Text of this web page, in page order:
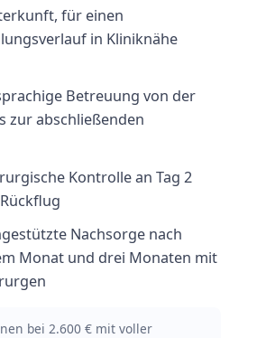
für einen
in Kliniknähe
Betreuung von der
zur abschließenden
Kontrolle an Tag 2
Nachsorge nach
Monat und drei Monaten mit
bei 2.600 € mit voller